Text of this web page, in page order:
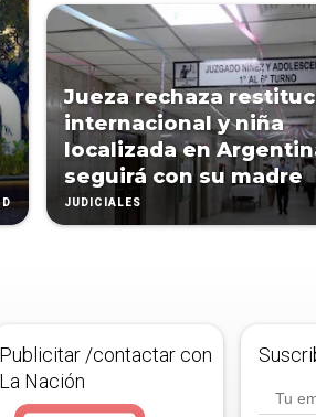
Jueza rechaza
internacional y niña
localizada en
seguirá con su madre
JUDICIALES
Publicitar /contactar con
La Nación